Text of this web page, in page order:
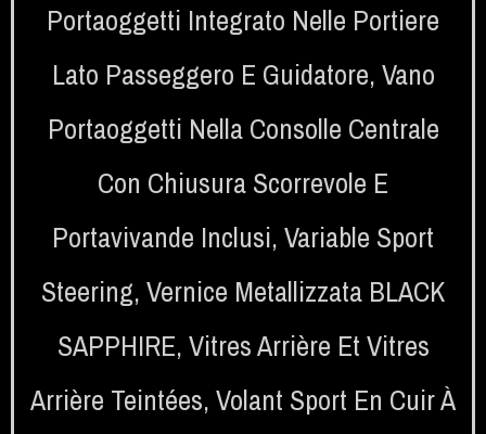
Portaoggetti Integrato Nelle Portiere
Lato Passeggero E Guidatore, Vano
Portaoggetti Nella Consolle Centrale
Con Chiusura Scorrevole E
Portavivande Inclusi, Variable Sport
Steering, Vernice Metallizzata BLACK
SAPPHIRE, Vitres Arrière Et Vitres
Arrière Teintées, Volant Sport En Cuir À